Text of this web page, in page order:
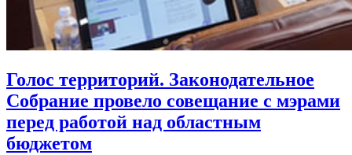
Голос территорий. Законодательное
Собрание провело совещание с мэрами
перед работой над областным
бюджетом